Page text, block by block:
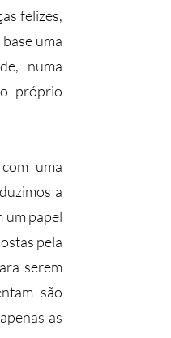
felizes,
uma
numa
próprio
uma
a
um papel
pela
serem
são
as